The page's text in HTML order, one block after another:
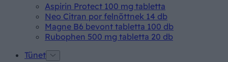
Aspirin Protect 100 mg tabletta
Neo Citran por felnőttnek 14 db
Magne B6 bevont tabletta 100 db
Rubophen 500 mg tabletta 20 db
Tünet